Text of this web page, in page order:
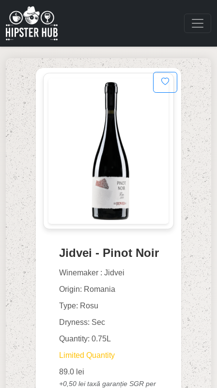
Jidvei - Pinot Noir
Winemaker : Jidvei
Origin: Romania
Type: Rosu
Dryness: Sec
Quantity: 0.75L
Limited Quantity
89.0 lei
+0,50 lei taxă garanție SGR per